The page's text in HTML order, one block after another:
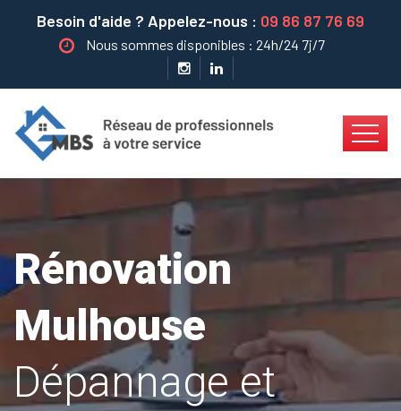
Besoin d'aide ? Appelez-nous : 09 86 87 76 69
Nous sommes disponibles : 24h/24 7j/7
Rénovation
Mulhouse
Dépannage et